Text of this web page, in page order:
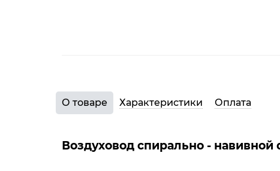
О товаре Характеристики Оплата
Воздуховод спирально - навивной